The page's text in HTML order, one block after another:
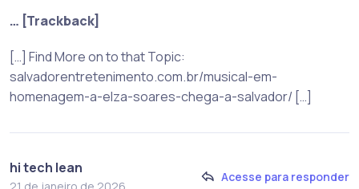
… [Trackback]
[…] Find More on to that Topic:
salvadorentretenimento.com.br/musical-em-
homenagem-a-elza-soares-chega-a-salvador/ […]
hi tech lean
Acesse para responder